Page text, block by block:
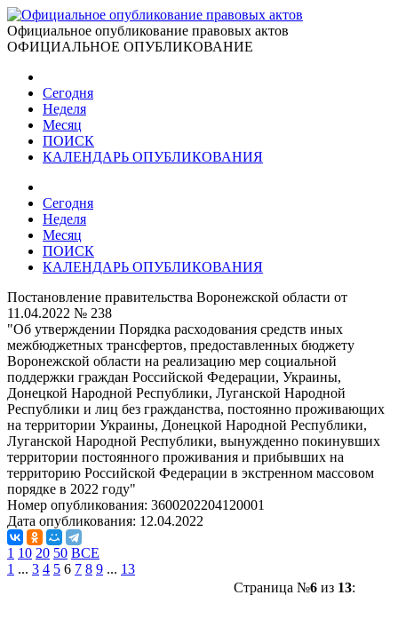
Официальное опубликование правовых актов
ОФИЦИАЛЬНОЕ ОПУБЛИКОВАНИЕ
Сегодня
Неделя
Месяц
ПОИСК
КАЛЕНДАРЬ ОПУБЛИКОВАНИЯ
Сегодня
Неделя
Месяц
ПОИСК
КАЛЕНДАРЬ ОПУБЛИКОВАНИЯ
Постановление правительства Воронежской области от
11.04.2022 № 238
"Об утверждении Порядка расходования средств иных
межбюджетных трансфертов, предоставленных бюджету
Воронежской области на реализацию мер социальной
поддержки граждан Российской Федерации, Украины,
Донецкой Народной Республики, Луганской Народной
Республики и лиц без гражданства, постоянно проживающих
на территории Украины, Донецкой Народной Республики,
Луганской Народной Республики, вынужденно покинувших
территории постоянного проживания и прибывших на
территорию Российской Федерации в экстренном массовом
порядке в 2022 году"
Номер опубликования: 3600202204120001
Дата опубликования: 12.04.2022
1 10 20 50 ВСЕ
1 ... 3 4 5 6 7 8 9 ... 13
Страница №6из 13: